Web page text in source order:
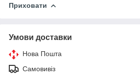
Приховати
Умови доставки
Нова Пошта
Самовивіз